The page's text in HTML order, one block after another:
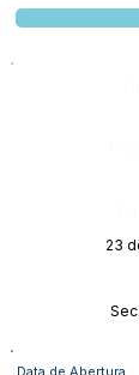
23
Data de Abertura